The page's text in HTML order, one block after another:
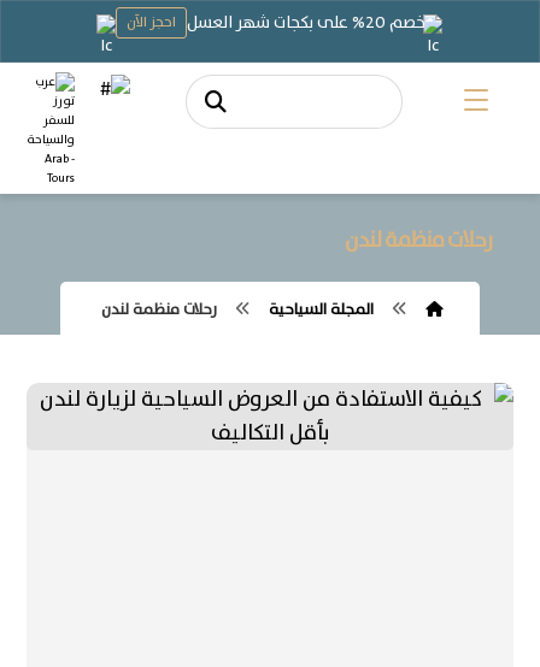
خصم 20% على بكجات شهر العسل احجز الآن
رحلات منظمة لندن
المجلة السياحية رحلات منظمة لندن